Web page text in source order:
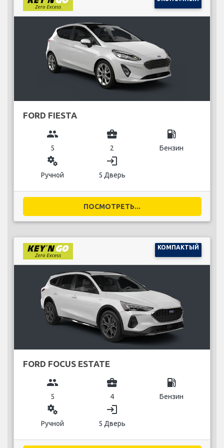
FORD FIESTA
group
5
business_center
2
local_gas_station
Бензин
miscellaneous_services
Ручной
login
5 Дверь
ПОСМОТРЕТЬ...
КОМПАКТЫЙ
FORD FOCUS ESTATE
group
5
business_center
4
local_gas_station
Бензин
miscellaneous_services
Ручной
login
5 Дверь